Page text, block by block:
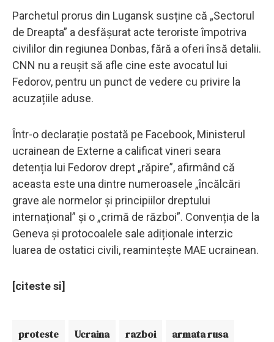
Parchetul prorus din Lugansk susține că „Sectorul
de Dreapta” a desfășurat acte teroriste împotriva
civililor din regiunea Donbas, fără a oferi însă detalii.
CNN nu a reușit să afle cine este avocatul lui
Fedorov, pentru un punct de vedere cu privire la
acuzațiile aduse.
Într-o declarație postată pe Facebook, Ministerul
ucrainean de Externe a calificat vineri seara
detenția lui Fedorov drept „răpire”, afirmând că
aceasta este una dintre numeroasele „încălcări
grave ale normelor și principiilor dreptului
internațional” și o „crimă de război”. Convenția de la
Geneva și protocoalele sale adiționale interzic
luarea de ostatici civili, reamintește MAE ucrainean.
[citeste si]
proteste Ucraina razboi armata rusa